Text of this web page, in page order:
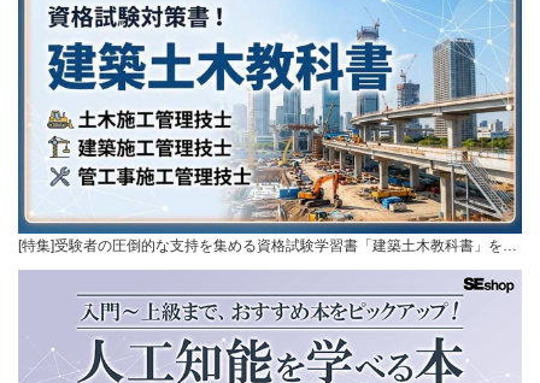
[特集]受験者の圧倒的な支持を集める資格試験学習書「建築土木教科書」を…